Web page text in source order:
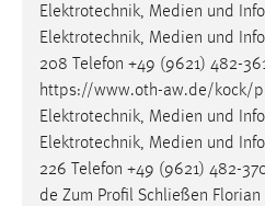
Elektrotechnik, Medien und
Elektrotechnik, Medien und
208 Telefon +49 (9621) 482-
https://www.oth-aw.de/kock/
Elektrotechnik, Medien und
Elektrotechnik, Medien und
226 Telefon +49 (9621) 482-
de Zum Profil Schließen